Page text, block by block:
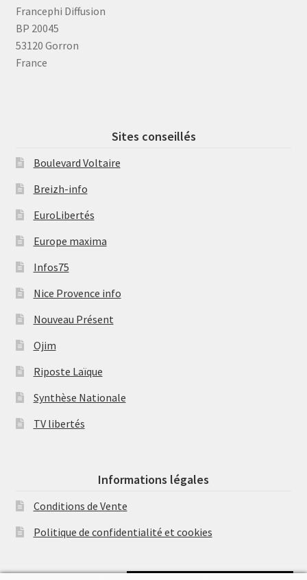
Francephi Diffusion
BP 20045
53120 Gorron
France
Sites conseillés
Boulevard Voltaire
Breizh-info
EuroLibertés
Europe maxima
Infos75
Nice Provence info
Nouveau Présent
Ojim
Riposte Laïque
Synthèse Nationale
TV libertés
Informations légales
Conditions de Vente
Politique de confidentialité et cookies